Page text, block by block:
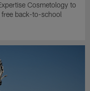
Cosmetology to
back-to-school